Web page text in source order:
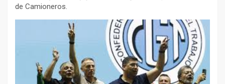
de Camioneros.